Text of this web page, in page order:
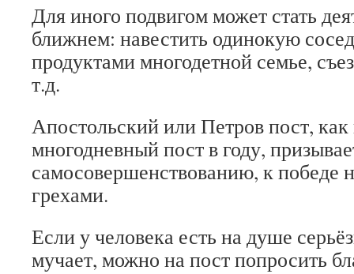
Для иного подвигом может стать
ближнем: навестить одинокую
продуктами многодетной семье,
т.д.
Апостольский или Петров пост,
многодневный пост в году,
самосовершенствованию, к победе
грехами.
Если у человека есть на душе
мучает, можно на пост попросить